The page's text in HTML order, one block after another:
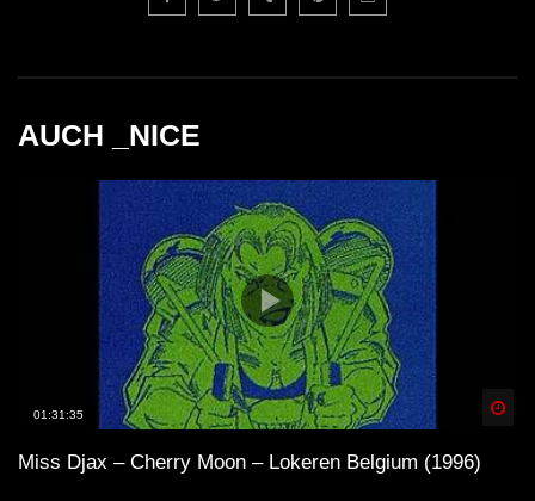
AUCH _NICE
01:31:35
Miss Djax – Cherry Moon – Lokeren Belgium (1996)